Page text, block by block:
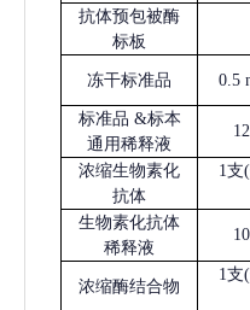
抗体预包被酶
标板
冻干标准品 0.5
标准品 &标本
通用稀释液
浓缩生物素化
抗体
1支
生物素化抗体
稀释液
浓缩酶结合物
1支